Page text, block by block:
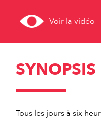
Voir la vidéo
SYNOPSIS
Tous les jours à six